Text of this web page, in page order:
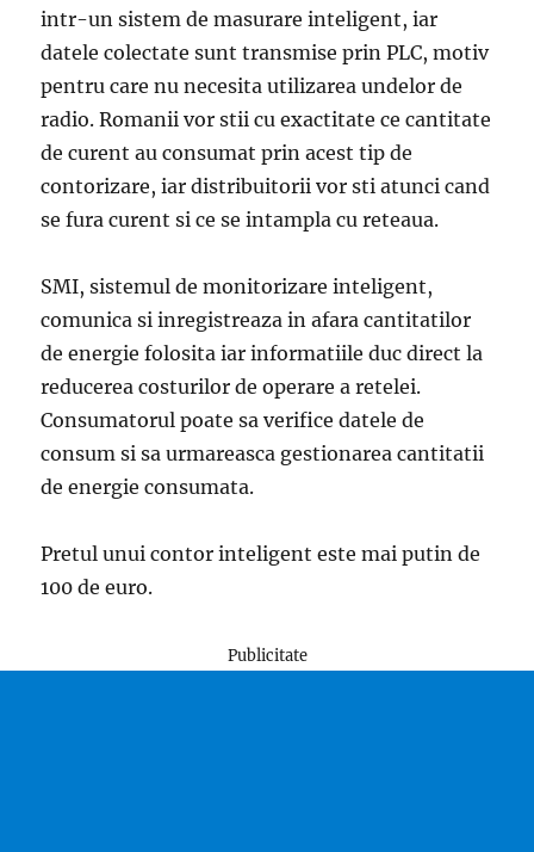
intr-un sistem de masurare inteligent, iar
datele colectate sunt transmise prin PLC, motiv
pentru care nu necesita utilizarea undelor de
radio. Romanii vor stii cu exactitate ce cantitate
de curent au consumat prin acest tip de
contorizare, iar distribuitorii vor sti atunci cand
se fura curent si ce se intampla cu reteaua.
SMI, sistemul de monitorizare inteligent,
comunica si inregistreaza in afara cantitatilor
de energie folosita iar informatiile duc direct la
reducerea costurilor de operare a retelei.
Consumatorul poate sa verifice datele de
consum si sa urmareasca gestionarea cantitatii
de energie consumata.
Pretul unui contor inteligent este mai putin de
100 de euro.
Publicitate